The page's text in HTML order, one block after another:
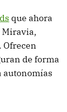
que ahora
Miravia,
. Ofrecen
de forma
autonomías